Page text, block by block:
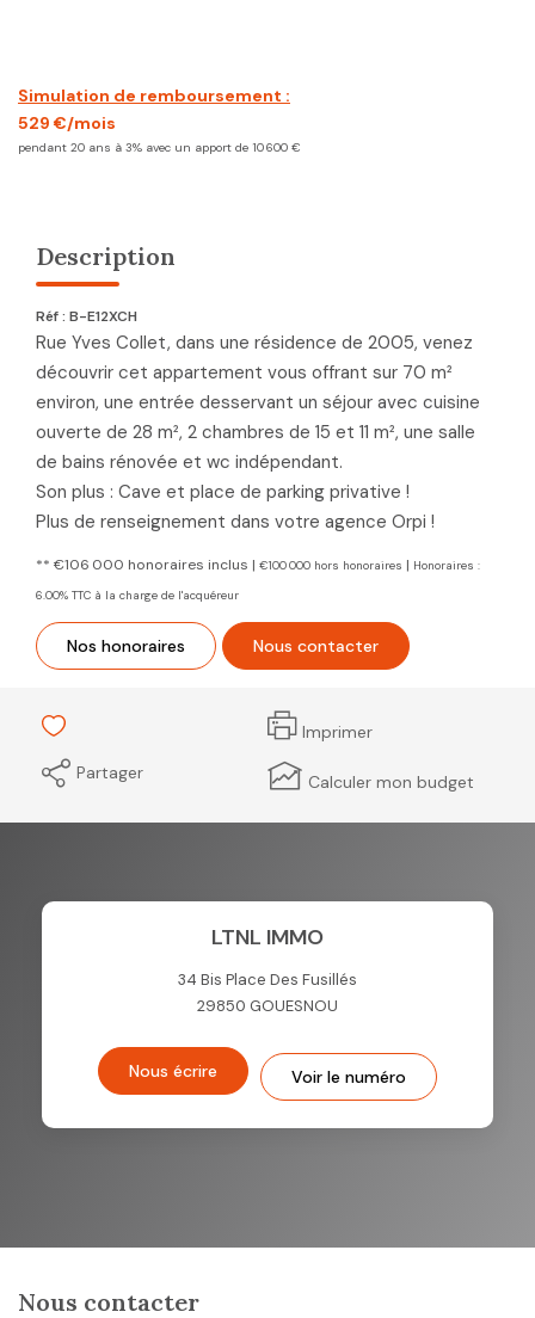
Simulation de remboursement :
529 €/mois
pendant 20 ans à 3% avec un apport de 10 600 €
Description
Réf : B-E12XCH
Rue Yves Collet, dans une résidence de 2005, venez
découvrir cet appartement vous offrant sur 70 m²
environ, une entrée desservant un séjour avec cuisine
ouverte de 28 m², 2 chambres de 15 et 11 m², une salle
de bains rénovée et wc indépendant.
Son plus : Cave et place de parking privative !
Plus de renseignement dans votre agence Orpi !
** €106 000 honoraires inclus | €100 000 hors honoraires | Honoraires :
6.00% TTC à la charge de l'acquéreur
Nos honoraires Nous contacter
Imprimer
Partager
Calculer mon budget
LTNL IMMO
34 Bis Place Des Fusillés
29850 GOUESNOU
Nous écrire Voir le numéro
Nous contacter